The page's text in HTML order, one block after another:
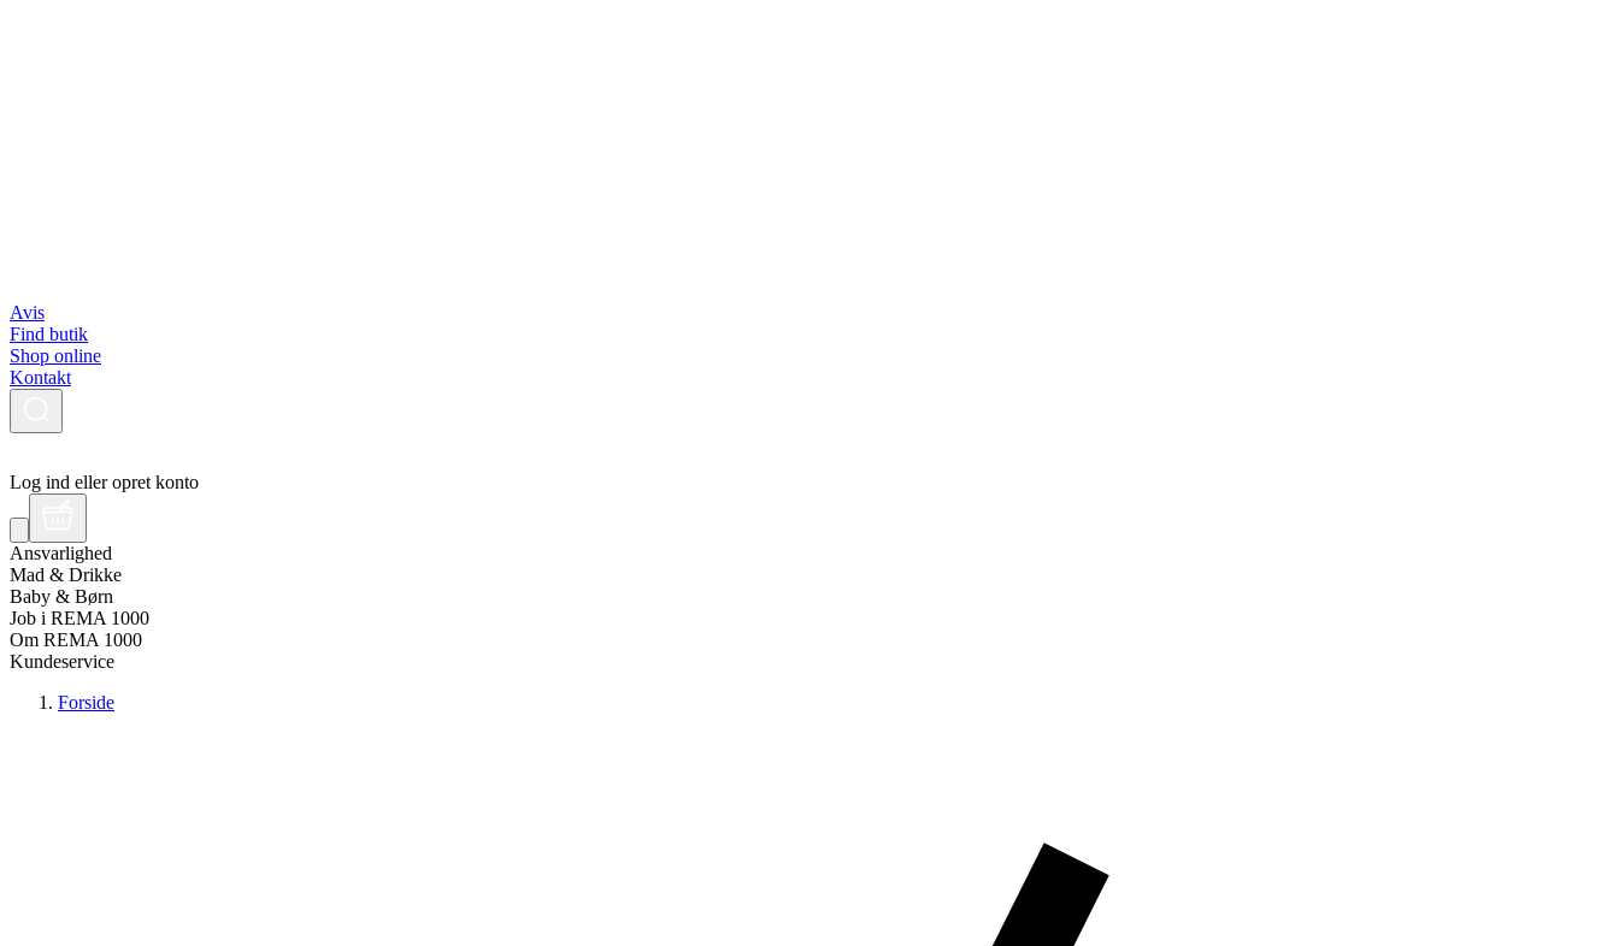
Avis
Find butik
Shop online
Kontakt
Log ind eller opret konto
Ansvarlighed
Mad & Drikke
Baby & Børn
Job i REMA 1000
Om REMA 1000
Kundeservice
Forside